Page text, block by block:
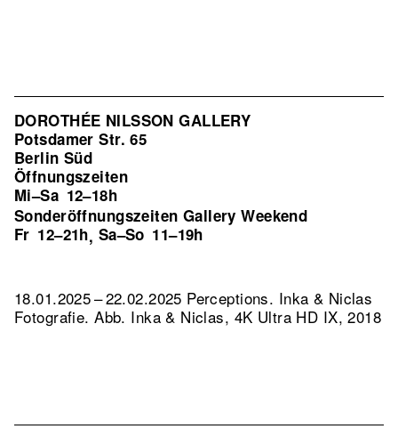
DOROTHÉE NILSSON GALLERY
Potsdamer Str. 65
Berlin Süd
Öffnungszeiten
Mi–Sa 12–18h
Sonderöffnungszeiten Gallery Weekend
Fr 12–21h, Sa–So 11–19h
18.01.2025 – 22.02.2025 Perceptions. Inka & Niclas
Fotografie.Abb. Inka & Niclas, 4K Ultra HD IX, 2018